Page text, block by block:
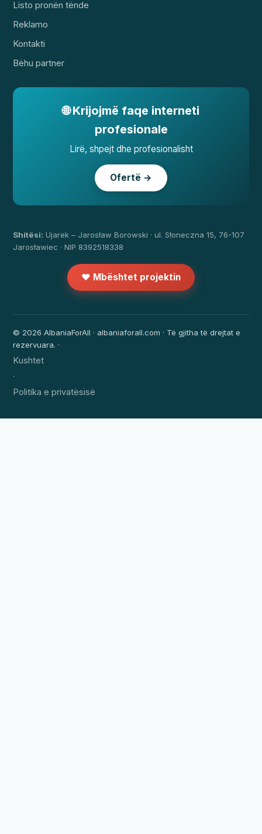
Listo pronën tënde
Reklamo
Kontakti
Bëhu partner
🌐 Krijojmë faqe interneti
profesionale
Lirë, shpejt dhe profesionalisht
Ofertë →
Shitësi: Ujarek – Jarosław Borowski · ul. Słoneczna 15, 76-107
Jarosławiec · NIP 8392518338
❤️ Mbështet projektin
© 2026 AlbaniaForAll · albaniaforall.com · Të gjitha të drejtat e
rezervuara. ·
Kushtet
·
Politika e privatësisë